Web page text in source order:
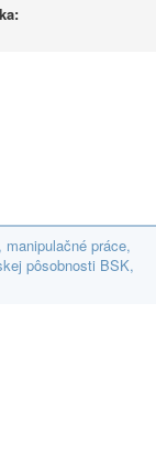
práce,
pôsobnosti BSK,